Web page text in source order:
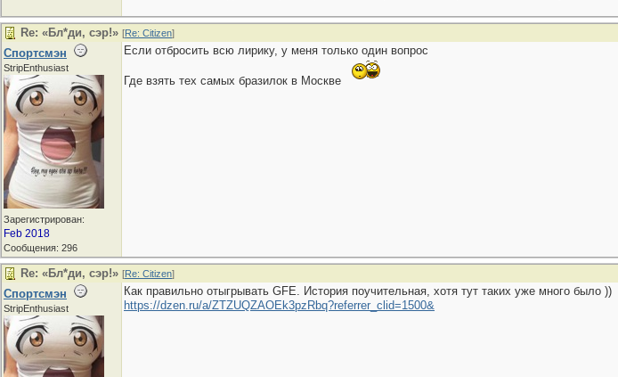
Re: «Бл*ди, сэр!» [Re: Citizen]
Спортсмэн
StripEnthusiast
Зарегистрирован:
Feb 2018
Сообщения: 296
Если отбросить всю лирику, у меня только один вопрос
Где взять тех самых бразилок в Москве
Re: «Бл*ди, сэр!» [Re: Citizen]
Спортсмэн
StripEnthusiast
Как правильно отыгрывать GFE. История поучительная, хотя тут таких уже много было ))
https://dzen.ru/a/ZTZUQZAOEk3pzRbq?referrer_clid=1500&